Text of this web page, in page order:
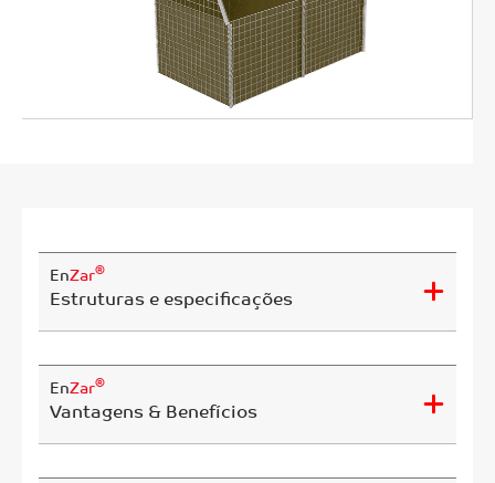
EnZar®
Estruturas e especificações
EnZar®
Vantagens & Benefícios